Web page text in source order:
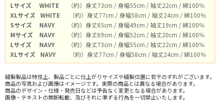
Lサイズ
WHITE
（約）身丈73cm / 身幅55cm / 袖丈22cm / 綿100％
XLサイズ WHITE
（約）身丈77cm / 身幅58cm / 袖丈24cm / 綿100％
Sサイズ
NAVY
（約）身丈65cm / 身幅49cm / 袖丈19cm / 綿100％
Mサイズ
NAVY
（約）身丈69cm / 身幅52cm / 袖丈20cm / 綿100％
Lサイズ
NAVY
（約）身丈73cm / 身幅55cm / 袖丈22cm / 綿100％
XLサイズ
NAVY （約）身丈77cm / 身幅58cm / 袖丈24cm / 綿100％
縫製製品は特性上、製品ごとに仕上がりサイズや縫製位置に若干のずれがございます。
商品の写真および画像はイメージです。実際の商品とは異なる場合があります。
商品のデザイン・仕様・発売日などは予告なく変更となる場合があります。
画像・テキストの無断転載、及びそれに準ずる行為を一切禁止いたします。